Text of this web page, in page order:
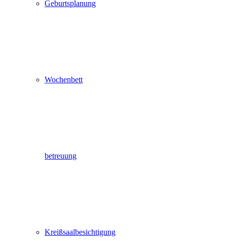
Geburtsplanung
Wochenbett
betreuung
Kreißsaalbesichtigung